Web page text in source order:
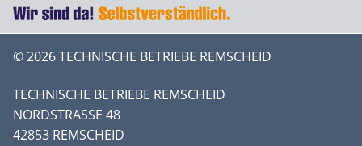
© 2026 TECHNISCHE BETRIEBE REMSCHEID
TECHNISCHE BETRIEBE REMSCHEID
NORDSTRASSE 48
42853 REMSCHEID